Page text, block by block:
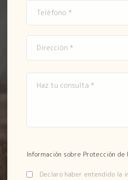
Información sobre Protección de
Declaro haber entendido la